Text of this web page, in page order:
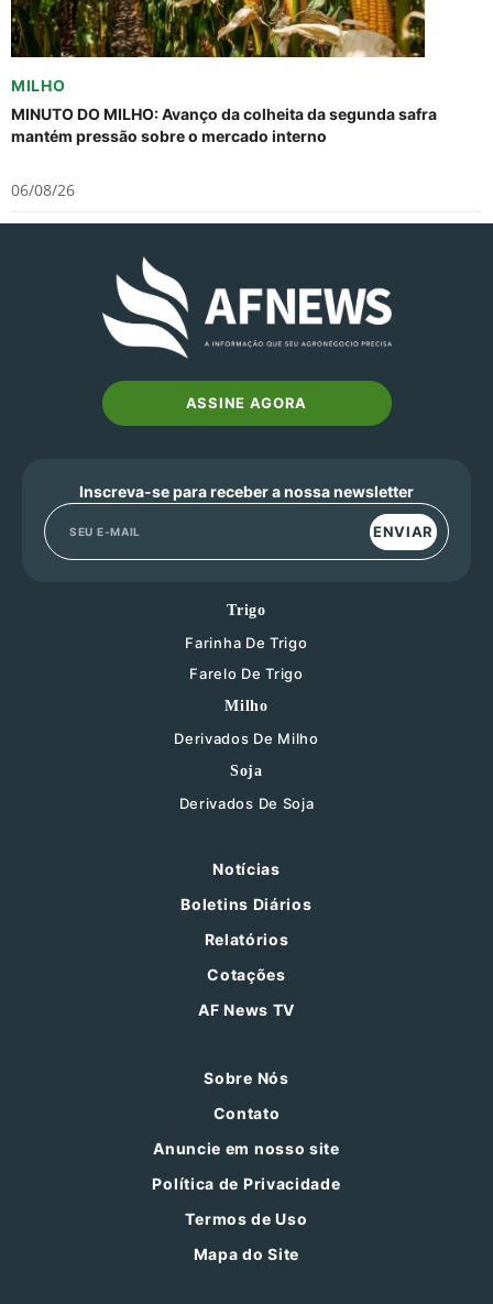
MILHO
MINUTO DO MILHO: Avanço da colheita da segunda safra
mantém pressão sobre o mercado interno
06/08/26
ASSINE AGORA
Inscreva-se para receber a nossa newsletter
ENVIAR
Trigo
Farinha De Trigo
Farelo De Trigo
Milho
Derivados De Milho
Soja
Derivados De Soja
Notícias
Boletins Diários
Relatórios
Cotações
AF News TV
Sobre Nós
Contato
Anuncie em nosso site
Política de Privacidade
Termos de Uso
Mapa do Site